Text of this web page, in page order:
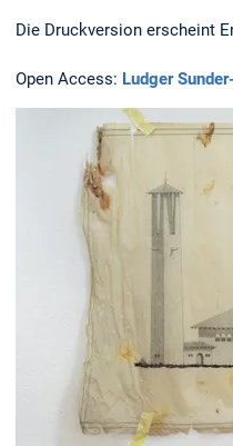
Die Druckversion erscheint
Open Access: Ludger